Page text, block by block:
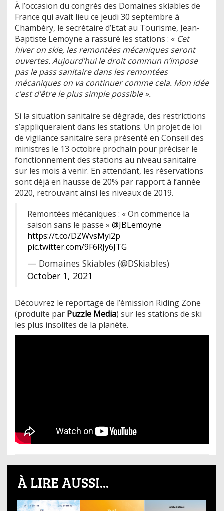
À l’occasion du congrès des Domaines skiables de
France qui avait lieu ce jeudi 30 septembre à
Chambéry, le secrétaire d’Etat au Tourisme, Jean-
Baptiste Lemoyne a rassuré les stations : « Cet
hiver on skie, les remontées mécaniques seront
ouvertes. Aujourd’hui le droit commun n’impose
pas le pass sanitaire dans les remontées
mécaniques on va continuer comme cela. Mon idée
c’est d’être le plus simple possible ».
Si la situation sanitaire se dégrade, des restrictions
s’appliqueraient dans les stations. Un projet de loi
de vigilance sanitaire sera présenté en Conseil des
ministres le 13 octobre prochain pour préciser le
fonctionnement des stations au niveau sanitaire
sur les mois à venir. En attendant, les réservations
sont déjà en hausse de 20% par rapport à l’année
2020, retrouvant ainsi les niveaux de 2019.
Remontées mécaniques : « On commence la
saison sans le passe » @JBLemoyne
https://t.co/DZWvsMyi2p
pic.twitter.com/9F6RJy6JTG
— Domaines Skiables (@DSkiables)
October 1, 2021
Découvrez le reportage de l’émission Riding Zone
(produite par Puzzle Media) sur les stations de ski
les plus insolites de la planète.
À LIRE AUSSI...